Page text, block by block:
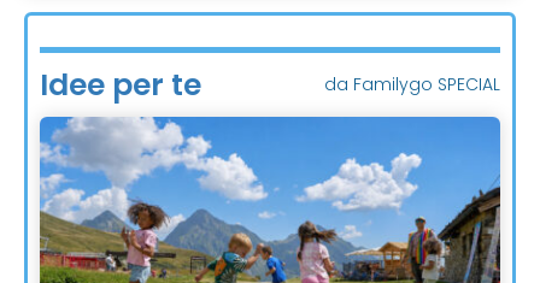
Idee per te da Familygo SPECIAL